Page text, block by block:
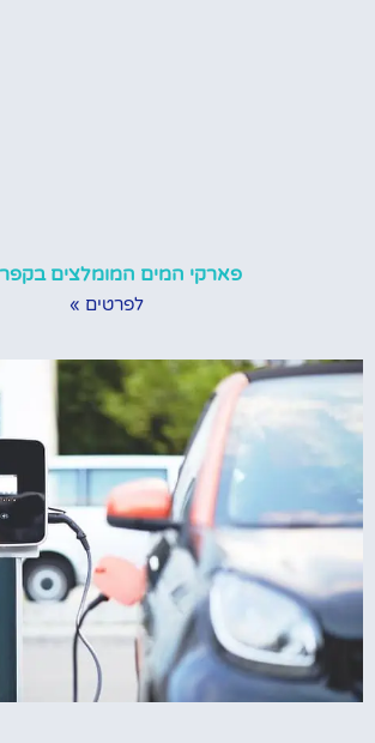
פארקי המים המומלצים
לפרטים »